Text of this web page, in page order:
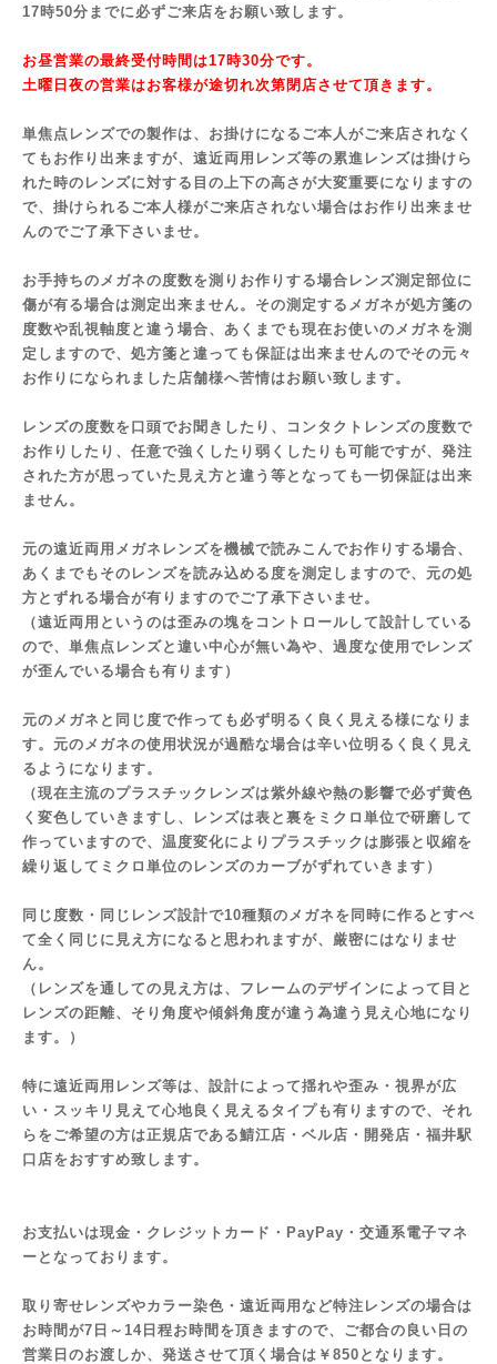
17時50分までに必ずご来店をお願い致します。
お昼営業の最終受付時間は17時30分です。
土曜日夜の営業はお客様が途切れ次第閉店させて頂きます。
単焦点レンズでの製作は、お掛けになるご本人がご来店されなく
てもお作り出来ますが、遠近両用レンズ等の累進レンズは掛けら
れた時のレンズに対する目の上下の高さが大変重要になりますの
で、掛けられるご本人様がご来店されない場合はお作り出来ませ
んのでご了承下さいませ。
お手持ちのメガネの度数を測りお作りする場合レンズ測定部位に
傷が有る場合は測定出来ません。その測定するメガネが処方箋の
度数や乱視軸度と違う場合、あくまでも現在お使いのメガネを測
定しますので、処方箋と違っても保証は出来ませんのでその元々
お作りになられました店舗様へ苦情はお願い致します。
レンズの度数を口頭でお聞きしたり、コンタクトレンズの度数で
お作りしたり、任意で強くしたり弱くしたりも可能ですが、発注
された方が思っていた見え方と違う等となっても一切保証は出来
ません。
元の遠近両用メガネレンズを機械で読みこんでお作りする場合、
あくまでもそのレンズを読み込める度を測定しますので、元の処
方とずれる場合が有りますのでご了承下さいませ。
（遠近両用というのは歪みの塊をコントロールして設計している
ので、単焦点レンズと違い中心が無い為や、過度な使用でレンズ
が歪んでいる場合も有ります）
元のメガネと同じ度で作っても必ず明るく良く見える様になりま
す。元のメガネの使用状況が過酷な場合は辛い位明るく良く見え
るようになります。
（現在主流のプラスチックレンズは紫外線や熱の影響で必ず黄色
く変色していきますし、レンズは表と裏をミクロ単位で研磨して
作っていますので、温度変化によりプラスチックは膨張と収縮を
繰り返してミクロ単位のレンズのカーブがずれていきます ）
同じ度数・同じレンズ設計で10種類のメガネを同時に作るとすべ
て全く同じに見え方になると思われますが、厳密にはなりませ
ん。
（レンズを通しての見え方は、フレームのデザインによって目と
レンズの距離、そり角度や傾斜角度が違う為違う見え心地になり
ます。）
特に遠近両用レンズ等は、設計によって揺れや歪み・視界が広
い・スッキリ見えて心地良く見えるタイプも有りますので、それ
らをご希望の方は正規店である鯖江店・ベル店・開発店・福井駅
口店をおすすめ致します。
お支払いは現金・クレジットカード・PayPay・交通系電子マネ
ーとなっております。
取り寄せレンズやカラー染色・遠近両用など特注レンズの場合は
お時間が7日～14日程お時間を頂きますので、ご都合の良い日の
営業日のお渡しか、発送させて頂く 場合は￥850となります。